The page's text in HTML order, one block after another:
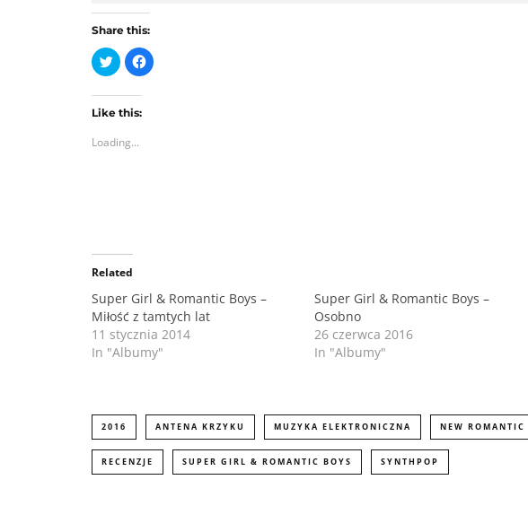
Share this:
C
l
t
s
i
t
r
(
O
p
e
n
s
e
w
w
i
n
d
o
C
l
o
k
(
O
p
e
n
n
w
w
i
n
d
Like this:
Loading...
Related
Super Girl & Romantic Boys –
Miłość z tamtych lat
11 stycznia 2014
In "Albumy"
Super Girl & Romantic Boys –
Osobno
26 czerwca 2016
In "Albumy"
2016 ANTENA KRZYKU MUZYKA ELEKTRONICZNA NEW ROMANTIC
RECENZJE SUPER GIRL & ROMANTIC BOYS SYNTHPOP